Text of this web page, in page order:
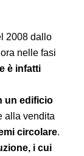
2008 dallo
nelle fasi
è infatti
un edificio
alla vendita
circolare.
i cui